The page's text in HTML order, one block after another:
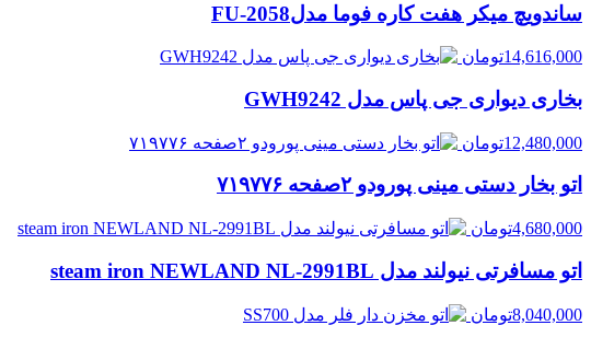
ساندویچ میکر هفت کاره فوما مدلFU-2058
14,616,000تومان
بخاری دیواری جی پاس مدل GWH9242
12,480,000تومان
اتو بخار دستی مینی پورودو ۲صفحه ۷۱۹۷۷۶
4,680,000تومان
اتو مسافرتی نیولند مدل steam iron NEWLAND NL-2991BL
8,040,000تومان